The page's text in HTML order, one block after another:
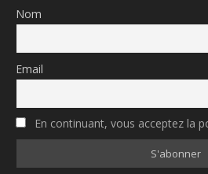
Nom
Email
En continuant, vous acceptez la